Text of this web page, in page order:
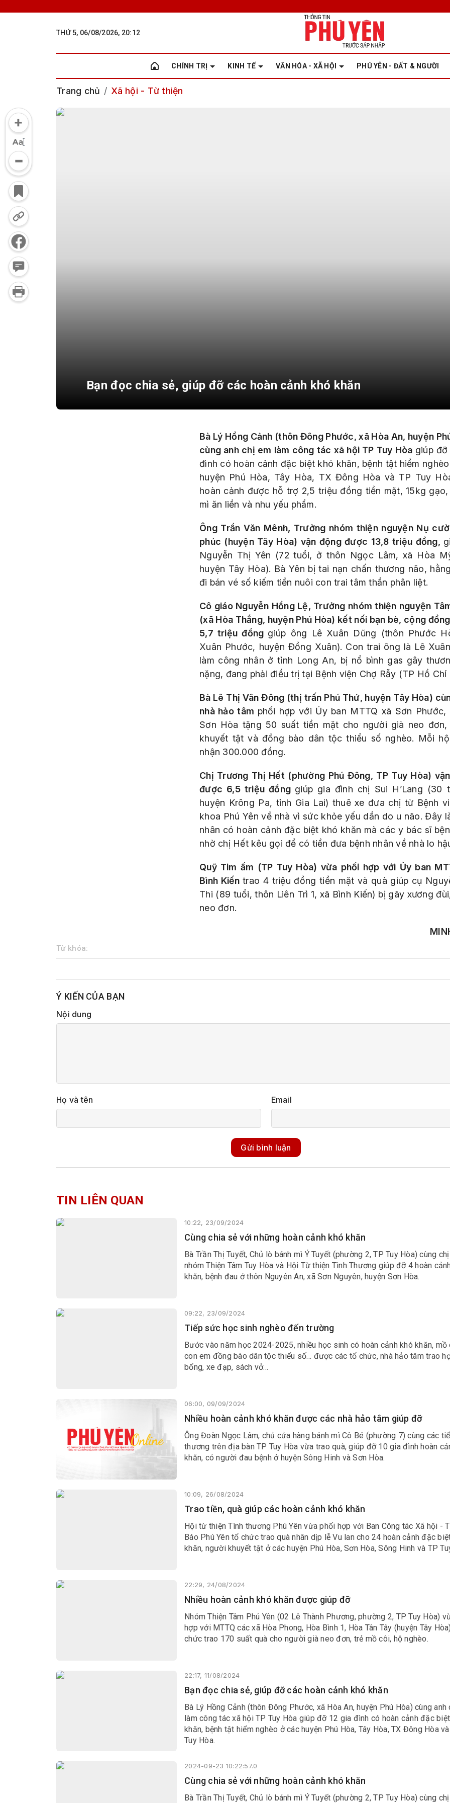
THỨ 5, 06/08/2026, 20:12
CHÍNH TRỊ KINH TẾ VĂN HÓA - XÃ HỘI PHÚ YÊN - ĐẤT & NGƯỜI
Trang chủ Xã hội - Từ thiện
Bạn đọc chia sẻ, giúp đỡ các hoàn cảnh khó khăn
Bà Lý Hồng Cảnh (thôn Đông Phước, xã Hòa An, huyện
cùng anh chị em làm công tác xã hội TP Tuy Hòa giúp đỡ
đình có hoàn cảnh đặc biệt khó khăn, bệnh tật hiểm
huyện Phú Hòa, Tây Hòa, TX Đông Hòa và TP Tuy
hoàn cảnh được hỗ trợ 2,5 triệu đồng tiền mặt, 15kg gạo,
mì ăn liền và nhu yếu phẩm.
Ông Trần Văn Mênh, Trưởng nhóm thiện nguyện Nụ
phúc (huyện Tây Hòa) vận động được 13,8 triệu đồng,
Nguyễn Thị Yên (72 tuổi, ở thôn Ngọc Lâm, xã Hòa
huyện Tây Hòa). Bà Yên bị tai nạn chấn thương não,
đi bán vé số kiếm tiền nuôi con trai tâm thần phân liệt.
Cô giáo Nguyễn Hồng Lệ, Trưởng nhóm thiện nguyện
(xã Hòa Thắng, huyện Phú Hòa) kết nối bạn bè, cộng
5,7 triệu đồng giúp ông Lê Xuân Dũng (thôn Phước
Xuân Phước, huyện Đồng Xuân). Con trai ông là Lê
làm công nhân ở tỉnh Long An, bị nổ bình gas gây
nặng, đang phải điều trị tại Bệnh viện Chợ Rẫy (TP Hồ Chí
Bà Lê Thị Vân Đông (thị trấn Phú Thứ, huyện Tây Hòa)
nhà hảo tâm phối hợp với Ủy ban MTTQ xã Sơn Phước,
Sơn Hòa tặng 50 suất tiền mặt cho người già neo đơn,
khuyết tật và đồng bào dân tộc thiểu số nghèo. Mỗi
nhận 300.000 đồng.
Chị Trương Thị Hết (phường Phú Đông, TP Tuy Hòa)
được 6,5 triệu đồng giúp gia đình chị Sui H’Lang (30
huyện Krông Pa, tỉnh Gia Lai) thuê xe đưa chị từ Bệnh
khoa Phú Yên về nhà vì sức khỏe yếu dần do u não. Đây
nhân có hoàn cảnh đặc biệt khó khăn mà các y bác sĩ
nhờ chị Hết kêu gọi để có tiền đưa bệnh nhân về nhà lo
Quỹ Tim ấm (TP Tuy Hòa) vừa phối hợp với Ủy ban
Bình Kiếntrao 4 triệu đồng tiền mặt và quà giúp cụ
Thi (89 tuổi, thôn Liên Trì 1, xã Bình Kiến) bị gãy xương
neo đơn.
Từ khóa:
Ý KIẾN CỦA BẠN
Nội dung
Họ và tên Email
Gửi bình luận
TIN LIÊN QUAN
10:22, 23/09/2024
Cùng chia sẻ với những hoàn cảnh khó khăn
Bà Trần Thị Tuyết, Chủ lò bánh mì Ý Tuyết (phường 2, TP Tuy Hòa) cùng
nhóm Thiện Tâm Tuy Hòa và Hội Từ thiện Tình Thương giúp đỡ 4 hoàn
khăn, bệnh đau ở thôn Nguyên An, xã Sơn Nguyên, huyện Sơn Hòa.
09:22, 23/09/2024
Tiếp sức học sinh nghèo đến trường
Bước vào năm học 2024-2025, nhiều học sinh có hoàn cảnh khó khăn, mồ
con em đồng bào dân tộc thiểu số… được các tổ chức, nhà hảo tâm trao
bổng, xe đạp, sách vở…
06:00, 09/09/2024
Nhiều hoàn cảnh khó khăn được các nhà hảo tâm giúp đỡ
Ông Đoàn Ngọc Lâm, chủ cửa hàng bánh mì Cô Bé (phường 7) cùng các
thương trên địa bàn TP Tuy Hòa vừa trao quà, giúp đỡ 10 gia đình hoàn
khăn, có người đau bệnh ở huyện Sông Hinh và Sơn Hòa.
10:09, 26/08/2024
Trao tiền, quà giúp các hoàn cảnh khó khăn
Hội từ thiện Tình thương Phú Yên vừa phối hợp với Ban Công tác Xã hội -
Báo Phú Yên tổ chức trao quà nhân dịp lễ Vu lan cho 24 hoàn cảnh đặc
khăn, người khuyết tật ở các huyện Phú Hòa, Sơn Hòa, Sông Hinh và TP
22:29, 24/08/2024
Nhiều hoàn cảnh khó khăn được giúp đỡ
Nhóm Thiện Tâm Phú Yên (02 Lê Thành Phương, phường 2, TP Tuy Hòa)
hợp với MTTQ các xã Hòa Phong, Hòa Bình 1, Hòa Tân Tây (huyện Tây
chức trao 170 suất quà cho người già neo đơn, trẻ mồ côi, hộ nghèo.
22:17, 11/08/2024
Bạn đọc chia sẻ, giúp đỡ các hoàn cảnh khó khăn
Bà Lý Hồng Cảnh (thôn Đông Phước, xã Hòa An, huyện Phú Hòa) cùng anh
làm công tác xã hội TP Tuy Hòa giúp đỡ 12 gia đình có hoàn cảnh đặc
khăn, bệnh tật hiểm nghèo ở các huyện Phú Hòa, Tây Hòa, TX Đông Hòa
Tuy Hòa.
2024-09-23 10:22:57.0
Cùng chia sẻ với những hoàn cảnh khó khăn
Bà Trần Thị Tuyết, Chủ lò bánh mì Ý Tuyết (phường 2, TP Tuy Hòa) cùng